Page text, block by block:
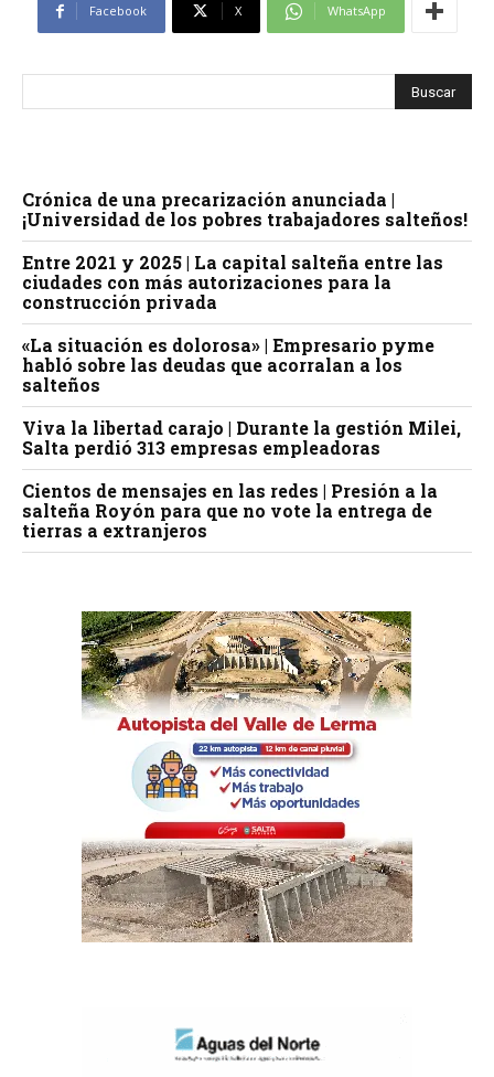
Facebook X WhatsApp
Crónica de una precarización anunciada |
¡Universidad de los pobres trabajadores salteños!
Entre 2021 y 2025 | La capital salteña entre las
ciudades con más autorizaciones para la
construcción privada
«La situación es dolorosa» | Empresario pyme
habló sobre las deudas que acorralan a los
salteños
Viva la libertad carajo | Durante la gestión Milei,
Salta perdió 313 empresas empleadoras
Cientos de mensajes en las redes | Presión a la
salteña Royón para que no vote la entrega de
tierras a extranjeros